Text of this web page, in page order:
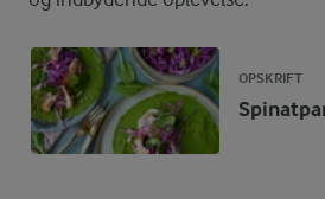
OPSKRIFT